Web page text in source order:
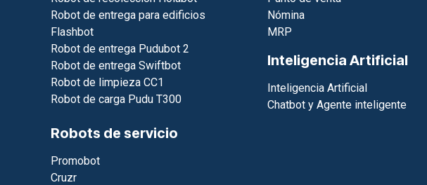
Robot de entrega para edificios
Flashbot
Robot de entrega Pudubot 2
Robot de entrega Swiftbot
Robot de limpieza CC1
Robot de carga Pudu T300
Robots de servicio
Promobot
Cruzr
Nómina
MRP
Inteligencia Artificial
Inteligencia Artificial
Chatbot y Agente inteligente